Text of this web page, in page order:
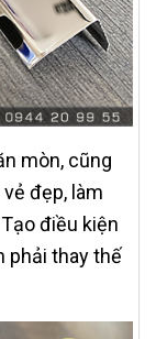
mòn, cũng
đẹp, làm
điều kiện
phải thay thế